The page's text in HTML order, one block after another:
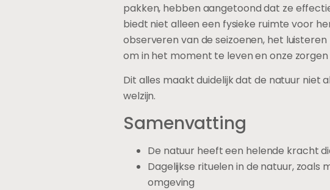
pakken, hebben aangetoond dat ze
biedt niet alleen een fysieke ruimte voor
observeren van de seizoenen, het
om in het moment te leven en onze
Dit alles maakt duidelijk dat de natuur niet
welzijn.
Samenvatting
De natuur heeft een helende kracht
Dagelijkse rituelen in de natuur,
omgeving